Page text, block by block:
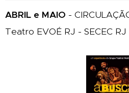
ABRIL e MAIO -
Teatro EVOÉ RJ - SECEC RJ